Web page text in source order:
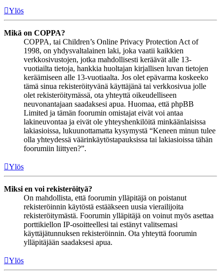
Ylös
Mikä on COPPA?
COPPA, tai Children’s Online Privacy Protection Act of
1998, on yhdysvaltalainen laki, joka vaatii kaikkien
verkkosivustojen, jotka mahdollisesti keräävät alle 13-
vuotiailta tietoja, hankkia huoltajan kirjallisen luvan tietojen
keräämiseen alle 13-vuotiaalta. Jos olet epävarma koskeeko
tämä sinua rekisteröityvänä käyttäjänä tai verkkosivua jolle
olet rekisteröitymässä, ota yhteyttä oikeudelliseen
neuvonantajaan saadaksesi apua. Huomaa, että phpBB
Limited ja tämän foorumin omistajat eivät voi antaa
lakineuvontaa ja eivät ole yhteyshenkilöitä minkäänlaisissa
lakiasioissa, lukuunottamatta kysymystä “Keneen minun tulee
olla yhteydessä väärinkäytöstapauksissa tai lakiasioissa tähän
foorumiin liittyen?”.
Ylös
Miksi en voi rekisteröityä?
On mahdollista, että foorumin ylläpitäjä on poistanut
rekisteröinnin käytöstä estääkseen uusia vierailijoita
rekisteröitymästä. Foorumin ylläpitäjä on voinut myös asettaa
porttikiellon IP-osoitteellesi tai estänyt valitsemasi
käyttäjätunnuksen rekisteröinnin. Ota yhteyttä foorumin
ylläpitäjään saadaksesi apua.
Ylös